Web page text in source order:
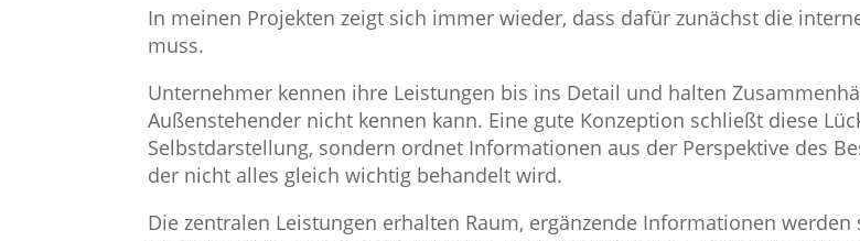
In meinen Projekten zeigt sich immer wieder, dass dafür zunächst die
muss.
Unternehmer kennen ihre Leistungen bis ins Detail und halten
Außenstehender nicht kennen kann. Eine gute Konzeption schließt diese
Selbstdarstellung, sondern ordnet Informationen aus der Perspektive des
der nicht alles gleich wichtig behandelt wird.
Die zentralen Leistungen erhalten Raum, ergänzende Informationen